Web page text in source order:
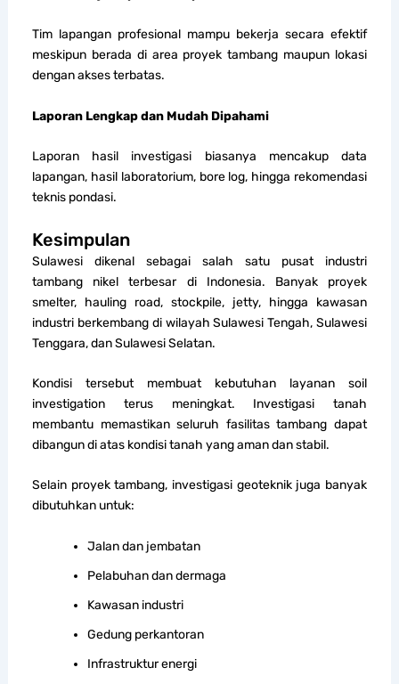
Tim lapangan profesional mampu bekerja secara efektif
meskipun berada di area proyek tambang maupun lokasi
dengan akses terbatas.
Laporan Lengkap dan Mudah Dipahami
Laporan hasil investigasi biasanya mencakup data
lapangan, hasil laboratorium, bore log, hingga rekomendasi
teknis pondasi.
Kesimpulan
Sulawesi dikenal sebagai salah satu pusat industri
tambang nikel terbesar di Indonesia. Banyak proyek
smelter, hauling road, stockpile, jetty, hingga kawasan
industri berkembang di wilayah Sulawesi Tengah, Sulawesi
Tenggara, dan Sulawesi Selatan.
Kondisi tersebut membuat kebutuhan layanan soil
investigation terus meningkat. Investigasi tanah
membantu memastikan seluruh fasilitas tambang dapat
dibangun di atas kondisi tanah yang aman dan stabil.
Selain proyek tambang, investigasi geoteknik juga banyak
dibutuhkan untuk:
Jalan dan jembatan
Pelabuhan dan dermaga
Kawasan industri
Gedung perkantoran
Infrastruktur energi